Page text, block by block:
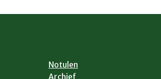
Notulen
Archief